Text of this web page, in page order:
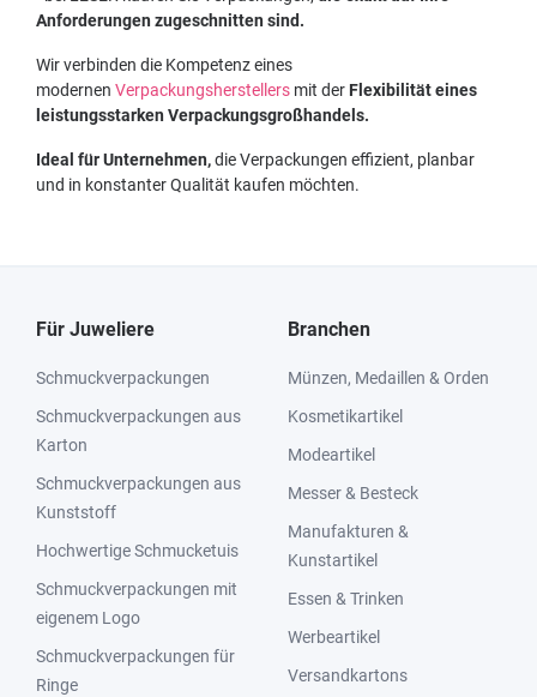
Anforderungen zugeschnitten sind.
Wir verbinden die Kompetenz eines
modernen Verpackungsherstellers mit der Flexibilität eines
leistungsstarken Verpackungsgroßhandels.
Ideal für Unternehmen,die Verpackungen effizient, planbar
und in konstanter Qualität kaufen möchten.
Für Juweliere
Schmuckverpackungen
Schmuckverpackungen aus
Karton
Schmuckverpackungen aus
Kunststoff
Hochwertige Schmucketuis
Schmuckverpackungen mit
eigenem Logo
Schmuckverpackungen für
Ringe
Branchen
Münzen, Medaillen & Orden
Kosmetikartikel
Modeartikel
Messer & Besteck
Manufakturen &
Kunstartikel
Essen & Trinken
Werbeartikel
Versandkartons